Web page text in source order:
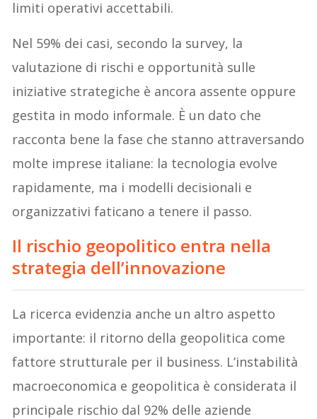
limiti operativi accettabili.
Nel 59% dei casi, secondo la survey, la
valutazione di rischi e opportunità sulle
iniziative strategiche è ancora assente oppure
gestita in modo informale. È un dato che
racconta bene la fase che stanno attraversando
molte imprese italiane: la tecnologia evolve
rapidamente, ma i modelli decisionali e
organizzativi faticano a tenere il passo.
Il rischio geopolitico entra nella
strategia dell’innovazione
La ricerca evidenzia anche un altro aspetto
importante: il ritorno della geopolitica come
fattore strutturale per il business. L’instabilità
macroeconomica e geopolitica è considerata il
principale rischio dal 92% delle aziende